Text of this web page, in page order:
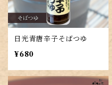
日光青唐辛子そばつゆ
¥680